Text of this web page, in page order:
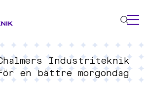
Industriteknik
en bättre morgondag